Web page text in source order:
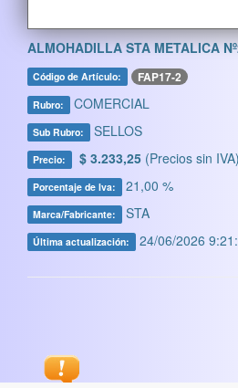
ALMOHADILLA STA METALICA
Código de Artículo: FAP17-2
Rubro: COMERCIAL
Sub Rubro: SELLOS
Precio: $ 3.233,25 (Precios sin IVA)
Porcentaje de Iva: 21,00 %
Marca/Fabricante: STA
Última actualización: 24/06/2026